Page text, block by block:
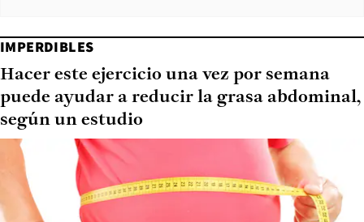
IMPERDIBLES
Hacer este ejercicio una vez por semana
puede ayudar a reducir la grasa abdominal,
según un estudio